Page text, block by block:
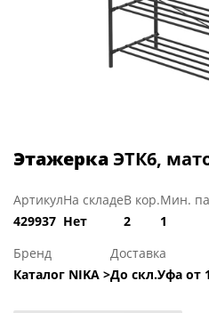
ЭтажеркаЭТК6,
Артикул
429937
На складе
Нет
В кор.
2
Мин.
1
Бренд
Каталог NIKA >
Доставка
До скл.Уфа от